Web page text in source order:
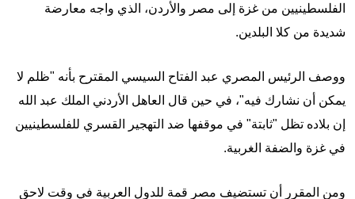
الفلسطينيين من غزة إلى مصر والأردن، الذي واجه معارضة
شديدة من كلا البلدين.
ووصف الرئيس المصري عبد الفتاح السيسي المقترح بأنه "ظلم لا
يمكن أن نشارك فيه"، في حين قال العاهل الأردني الملك عبد الله
إن بلاده تظل "ثابتة" في موقفها ضد التهجير القسري للفلسطينيين
في غزة والضفة الغربية.
ومن المقرر أن تستضيف مصر قمة للدول العربية في وقت لاحق